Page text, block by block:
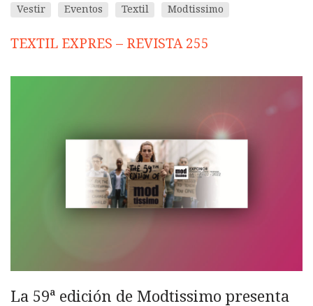
Vestir Eventos Textil Modtissimo
TEXTIL EXPRES – REVISTA 255
La 59ª edición de Modtissimo presenta